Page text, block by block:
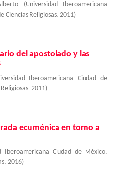
(Universidad Iberoamericana
Ciencias Religiosas, 2011)
del apostolado y las
Iberoamericana Ciudad de
, 2011)
ecuménica en torno a
Iberoamericana Ciudad de México.
, 2016)